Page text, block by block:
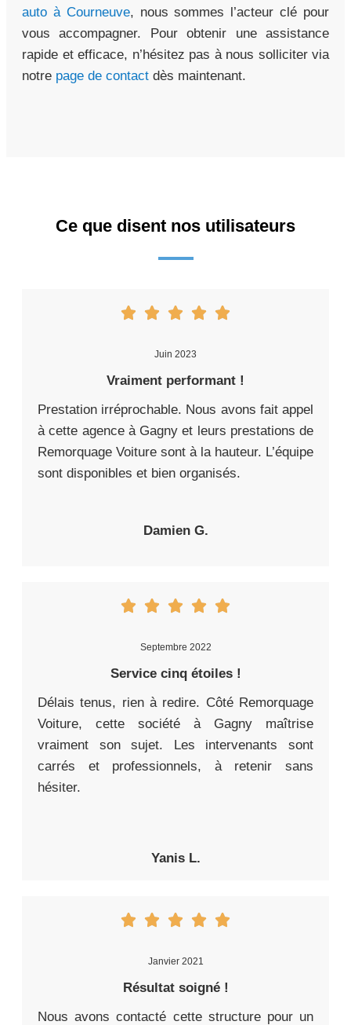
auto à Courneuve, nous sommes l’acteur clé pour
vous accompagner. Pour obtenir une assistance
rapide et efficace, n’hésitez pas à nous solliciter via
notre page de contact dès maintenant.
Ce que disent nos utilisateurs
Juin 2023
Vraiment performant !
Prestation irréprochable. Nous avons fait appel
à cette agence à Gagny et leurs prestations de
Remorquage Voiture sont à la hauteur. L’équipe
sont disponibles et bien organisés.
Damien G.
Septembre 2022
Service cinq étoiles !
Délais tenus, rien à redire. Côté Remorquage
Voiture, cette société à Gagny maîtrise
vraiment son sujet. Les intervenants sont
carrés et professionnels, à retenir sans
hésiter.
Yanis L.
Janvier 2021
Résultat soigné !
Nous avons contacté cette structure pour un